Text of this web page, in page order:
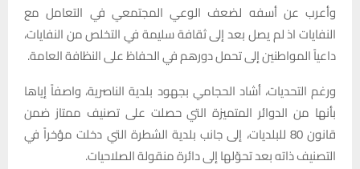
وأعرب عن أسفه لضعف الوعي المجتمعي في التعامل مع
النفايات اذ لم يصل بعد إلى ثقافة سليمة في التخلص من النفايات،
داعياً المواطنين إلى تحمل دورهم في الحفاظ على النظافة العامة.
ورغم التحديات، أشاد الحجامي بجهود بلدية الناصرية، واصفاً إياها
بأنها من الدوائر المتميزة التي حصلت على تصنيف ممتاز ضمن
قانون 80 للبلديات، إلى جانب بلدية الشطرة التي دخلت مؤخراً في
التصنيف ذاته بعد تحوّلها إلى دائرة منقولة الصلاحيات.